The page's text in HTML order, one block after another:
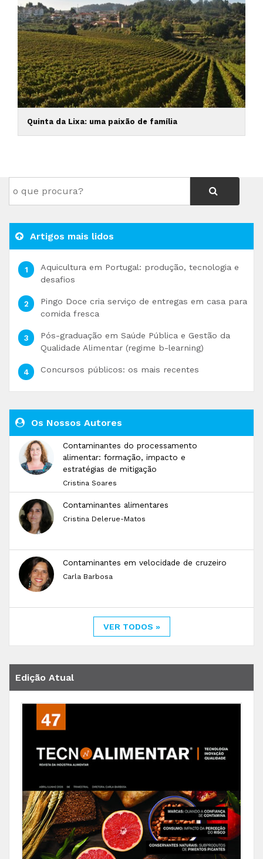
Quinta da Lixa: uma paixão de família
Artigos mais lidos
Aquicultura em Portugal: produção, tecnologia e
desafios
Pingo Doce cria serviço de entregas em casa para
comida fresca
Pós-graduação em Saúde Pública e Gestão da
Qualidade Alimentar (regime b-learning)
Concursos públicos: os mais recentes
Os Nossos Autores
Contaminantes do processamento
alimentar: formação, impacto e
estratégias de mitigação
Cristina Soares
Contaminantes alimentares
Cristina Delerue-Matos
Contaminantes em velocidade de cruzeiro
Carla Barbosa
VER TODOS »
Edição Atual